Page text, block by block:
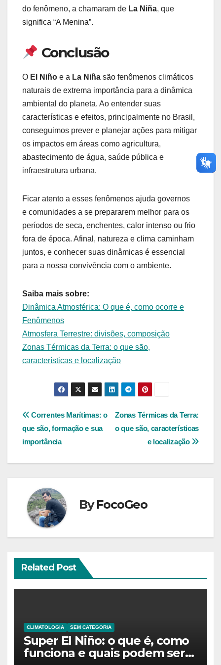
do fenômeno, a chamaram de La Niña, que
significa “A Menina”.
Conclusão
O El Niño e a La Niña são fenômenos climáticos
naturais de extrema importância para a dinâmica
ambiental do planeta. Ao entender suas
características e efeitos, principalmente no Brasil,
conseguimos prever e planejar ações para mitigar
os impactos em áreas como agricultura,
abastecimento de água, saúde pública e
infraestrutura urbana.
Ficar atento a esses fenômenos ajuda governos
e comunidades a se prepararem melhor para os
períodos de seca, enchentes, calor intenso ou frio
fora de época. Afinal, natureza e clima caminham
juntos, e conhecer suas dinâmicas é essencial
para a nossa convivência com o ambiente.
Saiba mais sobre:
Dinâmica Atmosférica: O que é, como ocorre e
Fenômenos
Atmosfera Terrestre: divisões, composição
Zonas Térmicas da Terra: o que são,
características e localização
Navegação
de
Post
Zonas Térmicas da Terra:
o que são, características
e localização
Correntes Marítimas: o
que são, formação e sua
importância
ByFocoGeo
Related Post
CLIMATOLOGIA SEM CATEGORIA
Super El Niño: o que é, como
funciona e quais podem ser